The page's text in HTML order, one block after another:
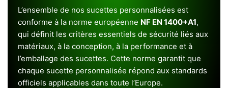
L’ensemble de nos sucettes personnalisées est
conforme à la norme européenne NF EN 1400+A1,
qui définit les critères essentiels de sécurité liés aux
matériaux, à la conception, à la performance et à
l’emballage des sucettes. Cette norme garantit que
chaque sucette personnalisée répond aux standards
officiels applicables dans toute l’Europe.